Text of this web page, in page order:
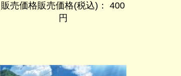
販売価格販売価格(税込)： 400
円